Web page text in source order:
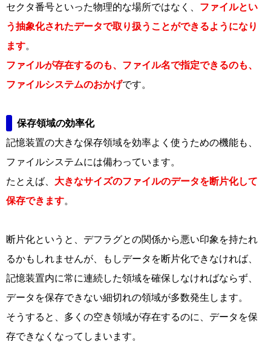
セクタ番号といった物理的な場所ではなく、 ファイルとい
う抽象化されたデータで取り扱うことができるようになり
ます。
ファイルが存在するのも、ファイル名で指定できるのも、
ファイルシステムのおかげです。
保存領域の効率化
記憶装置の大きな保存領域を効率よく使うための機能も、
ファイルシステムには備わっています。
たとえば、 大きなサイズのファイルのデータを断片化して
保存できます。
断片化というと、デフラグとの関係から悪い印象を持たれ
るかもしれませんが、もしデータを断片化できなければ、
記憶装置内に常に連続した領域を確保しなければならず、
データを保存できない細切れの領域が多数発生します。
そうすると、多くの空き領域が存在するのに、データを保
存できなくなってしまいます。